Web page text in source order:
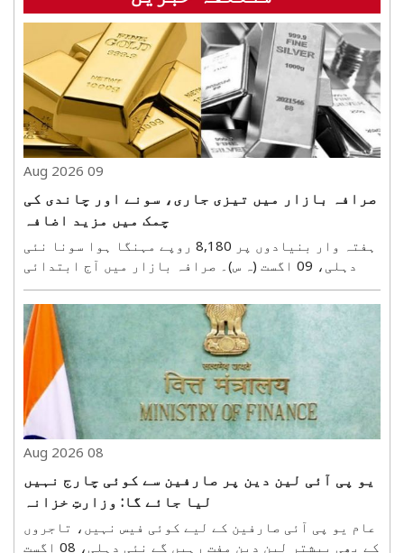
09 Aug 2026
صرافہ بازار میں تیزی جاری، سونے اور چاندی کی
چمک میں مزید اضافہ
ہفتہ وار بنیادوں پر 8,180 روپے مہنگا ہوا سونا نئی
دہلی، 09 اگست (ہ س)۔ صرافہ بازار میں آج ابتدائی
کی وجہ سے چنئی کے علاوہ ملک کے بیشتر صرافہ بازاروں
میں سونا 2,290 روپے فی 10 گرام سے لے کر 2,500 روپے..
08 Aug 2026
یو پی آئی لین دین پر صارفین سے کوئی چارج نہیں
لیا جائے گا: وزارتِ خزانہ
عام یو پی آئی صارفین کے لیے کوئی فیس نہیں، تاجروں
کے بھی بیشتر لین دین مفت رہیں گے نئی دہلی، 08 اگست